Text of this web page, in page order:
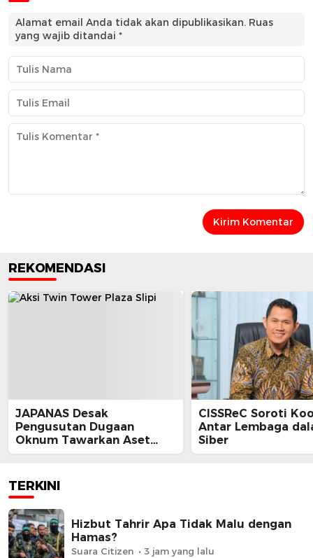
Alamat email Anda tidak akan dipublikasikan. Ruas
yang wajib ditandai *
REKOMENDASI
JAPANAS Desak
Pengusutan Dugaan
Oknum Tawarkan Aset
Negara, Minta Pemerintah
CISSReC Soroti
Antar Lembaga
Siber
TERKINI
Hizbut Tahrir Apa Tidak Malu dengan
Hamas?
Suara Citizen 3 jam yang lalu